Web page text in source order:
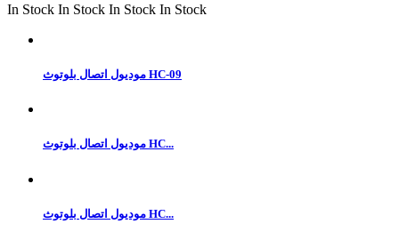
In Stock In Stock In Stock In Stock
موديول اتصال بلوتوث HC-09
موديول اتصال بلوتوث HC...
موديول اتصال بلوتوث HC...